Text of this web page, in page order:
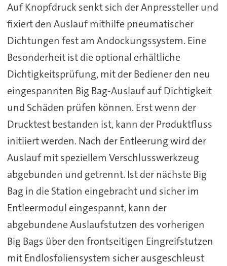
Auf Knopfdruck senkt sich der Anpressteller und
fixiert den Auslauf mithilfe pneumatischer
Dichtungen fest am Andockungssystem. Eine
Besonderheit ist die optional erhältliche
Dichtigkeitsprüfung, mit der Bediener den neu
eingespannten Big Bag-Auslauf auf Dichtigkeit
und Schäden prüfen können. Erst wenn der
Drucktest bestanden ist, kann der Produktfluss
initiiert werden. Nach der Entleerung wird der
Auslauf mit speziellem Verschlusswerkzeug
abgebunden und getrennt. Ist der nächste Big
Bag in die Station eingebracht und sicher im
Entleermodul eingespannt, kann der
abgebundene Auslaufstutzen des vorherigen
Big Bags über den frontseitigen Eingreifstutzen
mit Endlosfoliensystem sicher ausgeschleust